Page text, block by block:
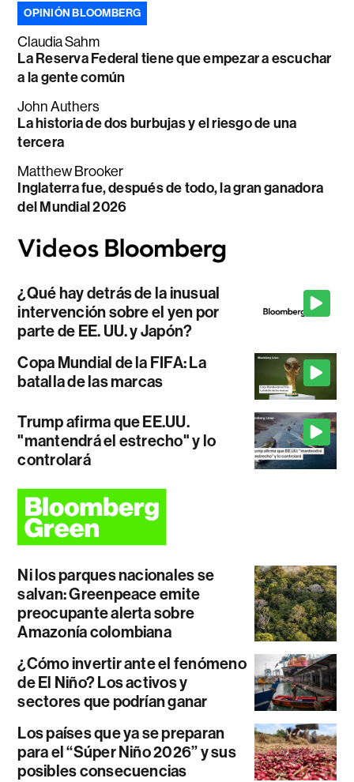
OPINIÓN BLOOMBERG
Claudia Sahm
La Reserva Federal tiene que empezar a escuchar
a la gente común
John Authers
La historia de dos burbujas y el riesgo de una
tercera
Matthew Brooker
Inglaterra fue, después de todo, la gran ganadora
del Mundial 2026
¿Qué hay detrás de la inusual
intervención sobre el yen por
parte de EE. UU. y Japón?
Copa Mundial de la FIFA: La
batalla de las marcas
Trump afirma que EE.UU.
"mantendrá el estrecho" y lo
controlará
Ni los parques nacionales se
salvan: Greenpeace emite
preocupante alerta sobre
Amazonía colombiana
¿Cómo invertir ante el fenómeno
de El Niño? Los activos y
sectores que podrían ganar
Los países que ya se preparan
para el “Súper Niño 2026” y sus
posibles consecuencias